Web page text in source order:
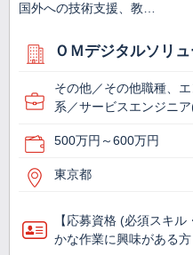
国外への技術支援、教…
ＯＭデジタルソリ
その他／その他職種、
系／サービスエンジニ
500万円～600万円
東京都
【応募資格 (必須スキ
かな作業に興味がある